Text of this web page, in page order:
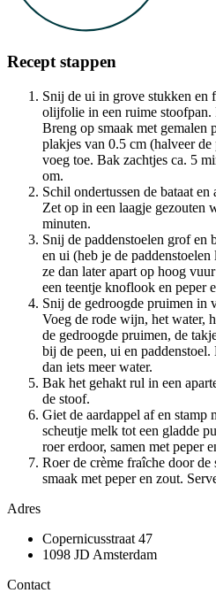
Recept stappen
Snij de ui in grove stukken en
olijfolie in een ruime stoofpan.
Breng op smaak met gemalen
plakjes van 0.5 cm (halveer
voeg toe. Bak zachtjes ca. 5
om.
Schil ondertussen de bataat
Zet op in een laagje gezouten
minuten.
Snij de paddenstoelen grof en
en ui (heb je de
ze dan later apart op hoog
een teentje knoflook en peper
Snij de gedroogde pruimen in
Voeg de rode wijn, het water,
de gedroogde pruimen, de
bij de peen, ui en
dan iets meer water.
Bak het gehakt rul in een
de stoof.
Giet de aardappel af en stamp
scheutje melk tot een gladde
roer erdoor, samen met peper
Roer de crème fraîche door
smaak met peper en zout.
Adres
Copernicusstraat 47
1098 JD Amsterdam
Contact